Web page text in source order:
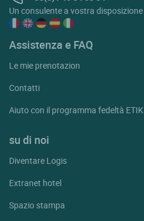
Un consulente a vostra disposizione
Assistenza e FAQ
Le mie prenotazion
Contatti
Aiuto con il programma fedeltà ETIK
su di noi
Diventare Logis
Extranet hotel
Spazio stampa